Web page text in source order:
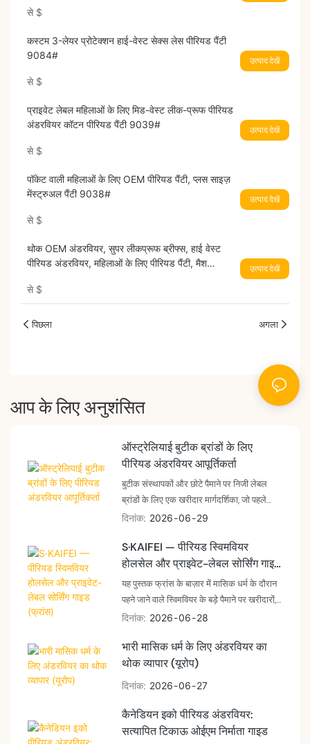
से $
कस्टम 3-लेयर प्रोटेक्शन हाई-वेस्ट सेक्स लेस पीरियड पैंटी
9084#
से $
उत्पाद देखें
प्राइवेट लेबल महिलाओं के लिए मिड-वेस्ट लीक-प्रूफ पीरियड
अंडरवियर कॉटन पीरियड पैंटी 9039#
से $
उत्पाद देखें
पॉकेट वाली महिलाओं के लिए OEM पीरियड पैंटी, प्लस साइज़
मेंस्ट्रुअल पैंटी 9038#
से $
उत्पाद देखें
थोक OEM अंडरवियर, सुपर लीकप्रूफ ब्रीफ्स, हाई वेस्ट
पीरियड अंडरवियर, महिलाओं के लिए पीरियड पैंटी, मैश
से $
उत्पाद देखें
पिछला अगला
आप के लिए अनुशंसित
ऑस्ट्रेलियाई बुटीक ब्रांडों के लिए
पीरियड अंडरवियर आपूर्तिकर्ता
बुटीक संस्थापकों और छोटे पैमाने पर निजी लेबल
ब्रांडों के लिए एक खरीदार मार्गदर्शिका, जो पहले
कार्यक्रम के लिए प्रतिबद्ध होने से पहले पीरियड
200 पीस बनाम 3,000 पीस पर माइक्रो-ब्रांड
का अंतर कैसा दिखता है, लेजर-कट या शेपिंग-
आधारित एसकेयू के बारे में कारखाने को कैसे
जानकारी दी जाए, और बुटीक की स्थिति बड़े पैमाने
पर बाजार के श्रेणी नेताओं से कहाँ भिन्न होती है।
दिनांक 2026 06 29
S·KAIFEI — पीरियड स्विमवियर
होलसेल और प्राइवेट-लेबल सोर्सिंग गाइड
(फ्रांस)
यह पुस्तक फ्रांस के बाज़ार में मासिक धर्म के दौरान
पहने जाने वाले स्विमवियर के बड़े पैमाने पर खरीदारों,
वितरकों और निजी ब्रांडों के लिए फैक्ट्री से सीधे
क्लोरीनयुक्त पूल में टिकाऊपन, शरीर के आकार के
अनुरूप स्विमवियर के पुनः प्राप्त होने और 32 दिनों
के भीतर पूछताछ से शिपमेंट तक की प्रमाणित समय-
दिनांक 2026 06 28
भारी मासिक धर्म के लिए अंडरवियर का
थोक व्यापार (यूरोप)
दिनांक 2026 06 27
कैनेडियन इको पीरियड अंडरवियर:
सत्यापित टिकाऊ ओईएम निर्माता गाइड